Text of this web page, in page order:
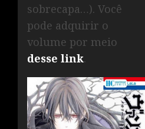
sobrecapa…). Você
pode adquirir o
volume por meio
desse link.